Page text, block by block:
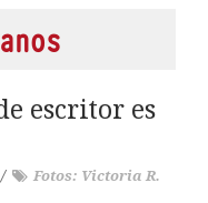
escritor es
/
Fotos: Victoria R.